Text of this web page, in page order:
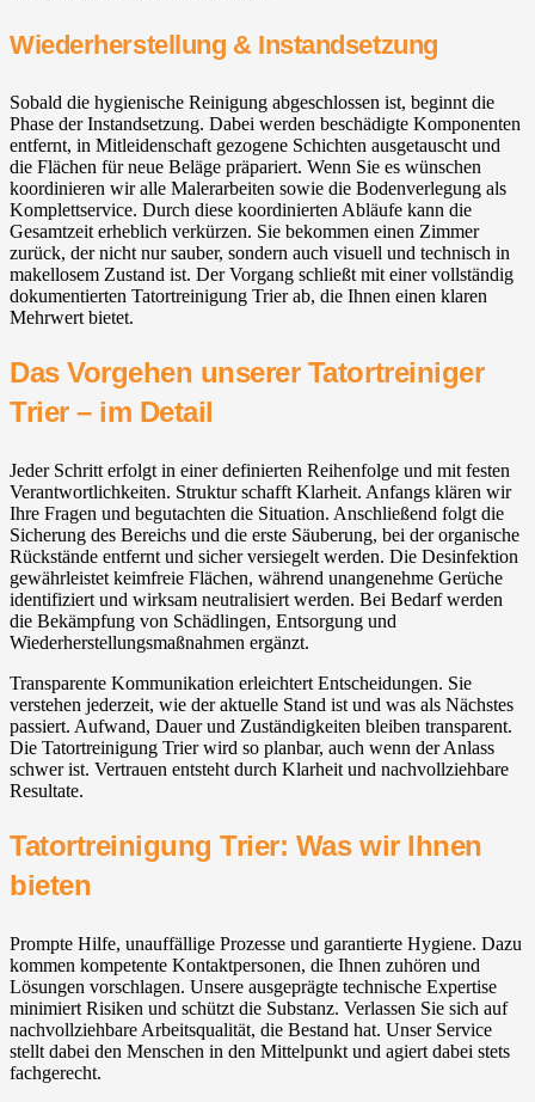
Wiederherstellung & Instandsetzung
Sobald die hygienische Reinigung abgeschlossen ist, beginnt die
Phase der Instandsetzung. Dabei werden beschädigte Komponenten
entfernt, in Mitleidenschaft gezogene Schichten ausgetauscht und
die Flächen für neue Beläge präpariert. Wenn Sie es wünschen
koordinieren wir alle Malerarbeiten sowie die Bodenverlegung als
Komplettservice. Durch diese koordinierten Abläufe kann die
Gesamtzeit erheblich verkürzen. Sie bekommen einen Zimmer
zurück, der nicht nur sauber, sondern auch visuell und technisch in
makellosem Zustand ist. Der Vorgang schließt mit einer vollständig
dokumentierten Tatortreinigung Trier ab, die Ihnen einen klaren
Mehrwert bietet.
Das Vorgehen unserer Tatortreiniger
Trier – im Detail
Jeder Schritt erfolgt in einer definierten Reihenfolge und mit festen
Verantwortlichkeiten. Struktur schafft Klarheit. Anfangs klären wir
Ihre Fragen und begutachten die Situation. Anschließend folgt die
Sicherung des Bereichs und die erste Säuberung, bei der organische
Rückstände entfernt und sicher versiegelt werden. Die Desinfektion
gewährleistet keimfreie Flächen, während unangenehme Gerüche
identifiziert und wirksam neutralisiert werden. Bei Bedarf werden
die Bekämpfung von Schädlingen, Entsorgung und
Wiederherstellungsmaßnahmen ergänzt.
Transparente Kommunikation erleichtert Entscheidungen. Sie
verstehen jederzeit, wie der aktuelle Stand ist und was als Nächstes
passiert. Aufwand, Dauer und Zuständigkeiten bleiben transparent.
Die Tatortreinigung Trier wird so planbar, auch wenn der Anlass
schwer ist. Vertrauen entsteht durch Klarheit und nachvollziehbare
Resultate.
Tatortreinigung Trier: Was wir Ihnen
bieten
Prompte Hilfe, unauffällige Prozesse und garantierte Hygiene. Dazu
kommen kompetente Kontaktpersonen, die Ihnen zuhören und
Lösungen vorschlagen. Unsere ausgeprägte technische Expertise
minimiert Risiken und schützt die Substanz. Verlassen Sie sich auf
nachvollziehbare Arbeitsqualität, die Bestand hat. Unser Service
stellt dabei den Menschen in den Mittelpunkt und agiert dabei stets
fachgerecht.